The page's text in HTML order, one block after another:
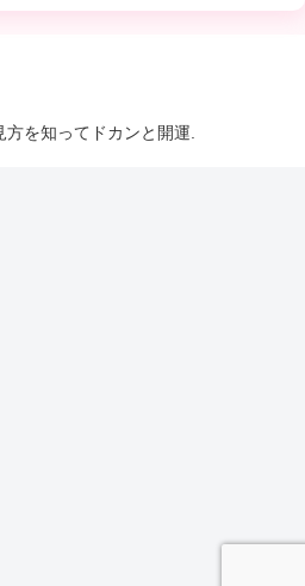
を知ってドカンと開運.